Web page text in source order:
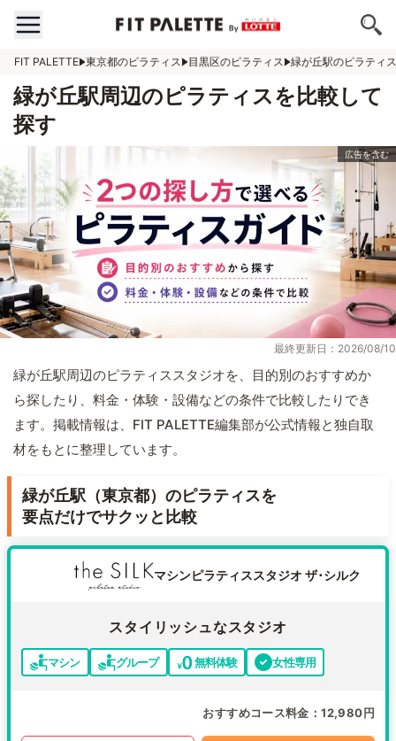
FIT PALETTE 東京都のピラティス 目黒区のピラティス 緑が丘駅のピラティス
緑が丘駅周辺のピラティスを比較して
探す
最終更新日：2026/08/10
緑が丘駅周辺のピラティススタジオを、目的別のおすすめか
ら探したり、料金・体験・設備などの条件で比較したりでき
ます。掲載情報は、FIT PALETTE編集部が公式情報と独自取
材をもとに整理しています。
緑が丘駅（東京都）のピラティスを
要点だけでサクッと比較
マシンピラティススタジオ ザ･シルク
スタイリッシュなスタジオ
マシン グループ 無料体験 女性専用
おすすめコース料金 12,980円